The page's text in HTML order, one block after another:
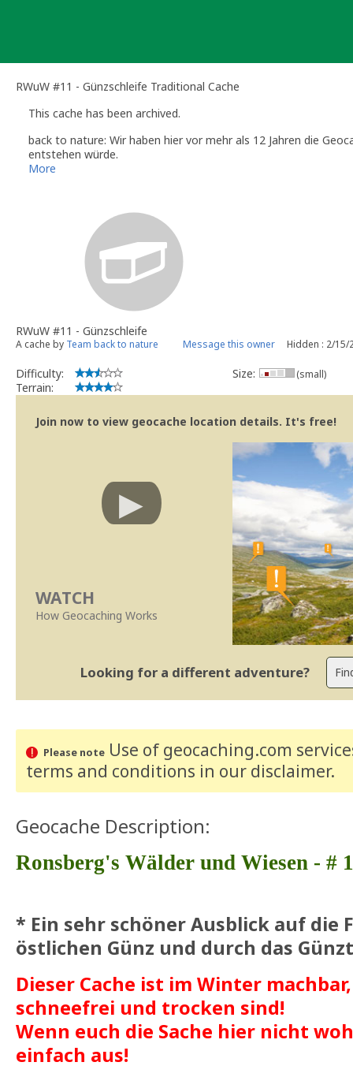
RWuW #11 - Günzschleife Traditional Cache
This cache has been archived.
back to nature: Wir haben hier vor mehr als 12 Jahren die
entstehen würde.
Wir lassen die Verstecke noch einige Wochen an Ort und
More
RWuW #11 - Günzschleife
A cache by Team back to nature Message this owner Hidden : 2/15/
Difficulty:
Terrain:
Size: (small)
Join now to view geocache location details. It's free!
WATCH
How Geocaching Works
Looking for a different adventure?
Please noteUse of geocaching.com
terms and conditions in our disclaimer.
Geocache Description:
Ronsberg's Wälder und Wiesen - #
* Ein sehr schöner Ausblick auf die
östlichen Günz und durch das
Dieser Cache ist im Winter
schneefrei und trocken sind!
Wenn euch die Sache hier nicht
einfach aus!